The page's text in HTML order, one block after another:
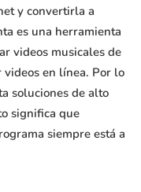
y convertirla a
es una herramienta
videos musicales de
en línea. Por lo
soluciones de alto
significa que
siempre está a